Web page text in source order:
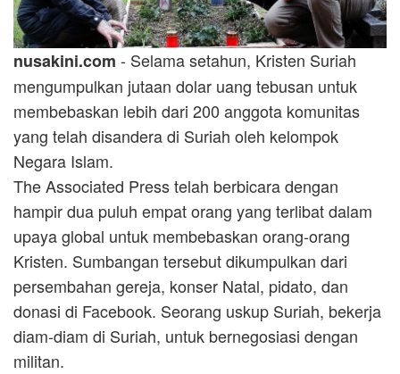
nusakini.com - Selama setahun, Kristen Suriah
mengumpulkan jutaan dolar uang tebusan untuk
membebaskan lebih dari 200 anggota komunitas
yang telah disandera di Suriah oleh kelompok
Negara Islam.
The Associated Press telah berbicara dengan
hampir dua puluh empat orang yang terlibat dalam
upaya global untuk membebaskan orang-orang
Kristen. Sumbangan tersebut dikumpulkan dari
persembahan gereja, konser Natal, pidato, dan
donasi di Facebook. Seorang uskup Suriah, bekerja
diam-diam di Suriah, untuk bernegosiasi dengan
militan.